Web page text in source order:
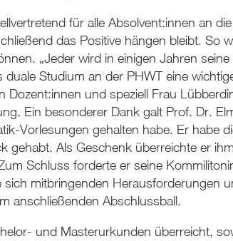
für alle Absolvent:innen an
das Positive hängen bleibt. So
„Jeder wird in einigen Jahren
Studium an der PHWT eine
und speziell Frau
Ein besonderer Dank galt Prof. Dr.
Vorlesungen gehalten habe. Er habe
gehabt. Als Geschenk überreichte er
Schluss forderte er seine
mitbringenden Herausforderungen
anschließenden Abschlussball.
und Masterurkunden überreicht,